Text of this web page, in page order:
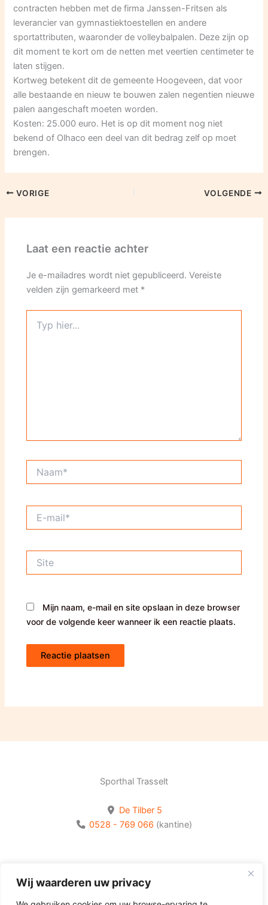
Wij waarderen uw privacy
contracten hebben met de firma Janssen-Fritsen als
leverancier van gymnastiektoestellen en andere
sportattributen, waaronder de volleybalpalen. Deze zijn op
dit moment te kort om de netten met veertien centimeter te
laten stijgen.
Kortweg betekent dit de gemeente Hoogeveen, dat voor
alle bestaande en nieuw te bouwen zalen negentien nieuwe
palen aangeschaft moeten worden.
Kosten: 25.000 euro. Het is op dit moment nog niet
bekend of Olhaco een deel van dit bedrag zelf op moet
brengen.
VORIGE VOLGENDE
Laat een reactie achter
Je e-mailadres wordt niet gepubliceerd. Vereiste
velden zijn gemarkeerd met *
hier...
mail*
Mijn naam, e-mail en site opslaan in deze browser
voor de volgende keer wanneer ik een reactie plaats.
Sporthal Trasselt
De Tilber 5
0528 - 769 066 (kantine)